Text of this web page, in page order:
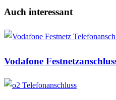
Facebook
X
Teile
E-
Drucken
Auch interessant
Vodafone